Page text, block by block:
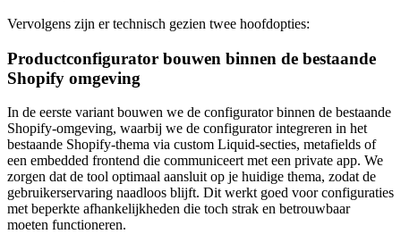
Vervolgens zijn er technisch gezien twee hoofdopties:
Productconfigurator bouwen binnen de bestaande
Shopify omgeving
In de eerste variant bouwen we de configurator binnen de bestaande
Shopify-omgeving, waarbij we de configurator integreren in het
bestaande Shopify-thema via custom Liquid-secties, metafields of
een embedded frontend die communiceert met een private app. We
zorgen dat de tool optimaal aansluit op je huidige thema, zodat de
gebruikerservaring naadloos blijft. Dit werkt goed voor configuraties
met beperkte afhankelijkheden die toch strak en betrouwbaar
moeten functioneren.